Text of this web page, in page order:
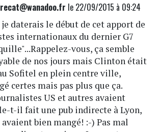
le 22/09/2015 à 09:24
je daterais le début de cet apport de
internationaux du dernier G7
vous, ça semble
de nos jours mais Clinton était
Sofitel en plein centre ville,
certes mais pas plus que ça.
US et autres avaient
t-il fait une pub indirecte à Lyon,
bien mangé! :-) Pas mal